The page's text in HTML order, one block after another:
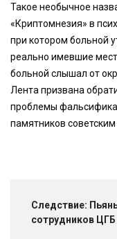
Такое необычное
«Криптомнезия» в
при котором больной
реально имевшие
больной слышал от
Лента призвана
проблемы
памятников
Следствие:
сотрудников ЦГБ